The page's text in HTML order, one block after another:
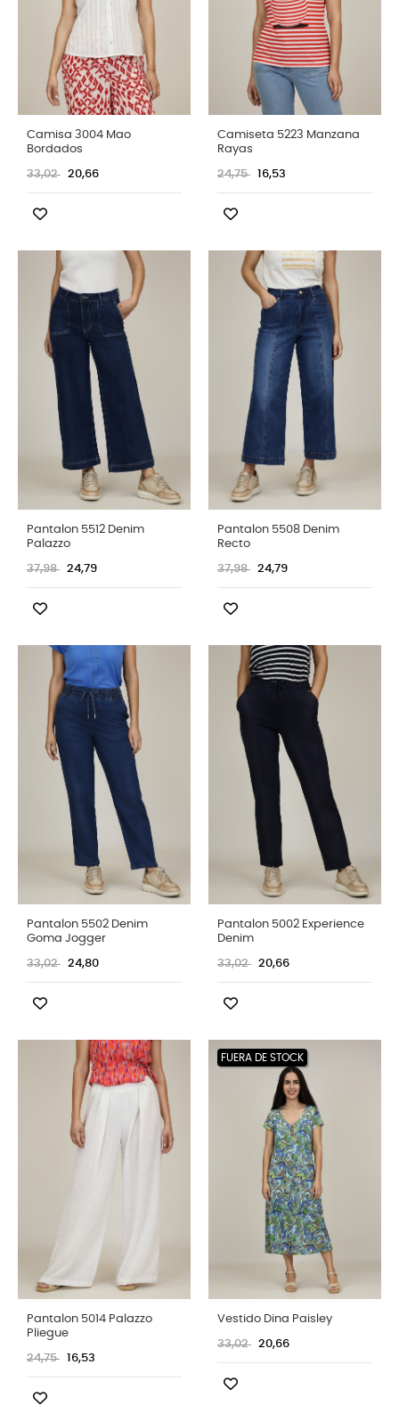
Camisa 3004 Mao
Bordados
33,02 20,66
Camiseta 5223 Manzana
Rayas
24,75 16,53
Pantalon 5512 Denim
Palazzo
37,98 24,79
Pantalon 5508 Denim
Recto
37,98 24,79
Pantalon 5502 Denim
Goma Jogger
33,02 24,80
Pantalon 5002 Experience
Denim
33,02 20,66
Pantalon 5014 Palazzo
Pliegue
24,75 16,53
FUERA DE STOCK
Vestido Dina Paisley
33,02 20,66